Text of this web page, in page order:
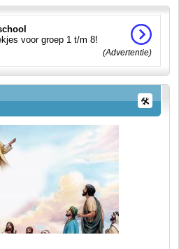
voor groep 1 t/m 8!
(Advertentie)